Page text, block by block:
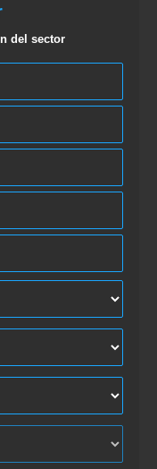
del sector